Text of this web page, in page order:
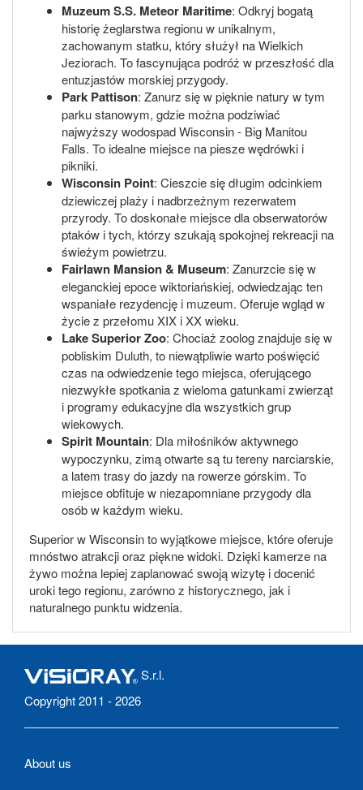
Muzeum S.S. Meteor Maritime: Odkryj bogatą
historię żeglarstwa regionu w unikalnym,
zachowanym statku, który służył na Wielkich
Jeziorach. To fascynująca podróż w przeszłość dla
entuzjastów morskiej przygody.
Park Pattison: Zanurz się w pięknie natury w tym
parku stanowym, gdzie można podziwiać
najwyższy wodospad Wisconsin - Big Manitou
Falls. To idealne miejsce na piesze wędrówki i
pikniki.
Wisconsin Point: Cieszcie się długim odcinkiem
dziewiczej plaży i nadbrzeżnym rezerwatem
przyrody. To doskonałe miejsce dla obserwatorów
ptaków i tych, którzy szukają spokojnej rekreacji na
świeżym powietrzu.
Fairlawn Mansion & Museum: Zanurzcie się w
eleganckiej epoce wiktoriańskiej, odwiedzając ten
wspaniałe rezydencję i muzeum. Oferuje wgląd w
życie z przełomu XIX i XX wieku.
Lake Superior Zoo: Chociaż zoolog znajduje się w
pobliskim Duluth, to niewątpliwie warto poświęcić
czas na odwiedzenie tego miejsca, oferującego
niezwykłe spotkania z wieloma gatunkami zwierząt
i programy edukacyjne dla wszystkich grup
wiekowych.
Spirit Mountain: Dla miłośników aktywnego
wypoczynku, zimą otwarte są tu tereny narciarskie,
a latem trasy do jazdy na rowerze górskim. To
miejsce obfituje w niezapomniane przygody dla
osób w każdym wieku.
Superior w Wisconsin to wyjątkowe miejsce, które oferuje
mnóstwo atrakcji oraz piękne widoki. Dzięki kamerze na
żywo można lepiej zaplanować swoją wizytę i docenić
uroki tego regionu, zarówno z historycznego, jak i
naturalnego punktu widzenia.
S.r.l.
Copyright 2011 - 2026
About us